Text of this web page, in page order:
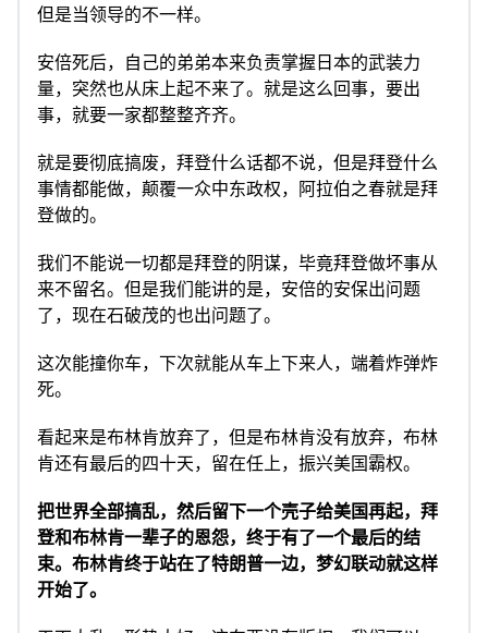
但是当领导的不一样。
安倍死后，自己的弟弟本来负责掌握日本的武装力
量，突然也从床上起不来了。就是这么回事，要出
事，就要一家都整整齐齐。
就是要彻底搞废，拜登什么话都不说，但是拜登什么
事情都能做，颠覆一众中东政权，阿拉伯之春就是拜
登做的。
我们不能说一切都是拜登的阴谋，毕竟拜登做坏事从
来不留名。但是我们能讲的是，安倍的安保出问题
了，现在石破茂的也出问题了。
这次能撞你车，下次就能从车上下来人，端着炸弹炸
死。
看起来是布林肯放弃了，但是布林肯没有放弃，布林
肯还有最后的四十天，留在任上，振兴美国霸权。
把世界全部搞乱，然后留下一个壳子给美国再起，拜
登和布林肯一辈子的恩怨，终于有了一个最后的结
束。布林肯终于站在了特朗普一边，梦幻联动就这样
开始了。